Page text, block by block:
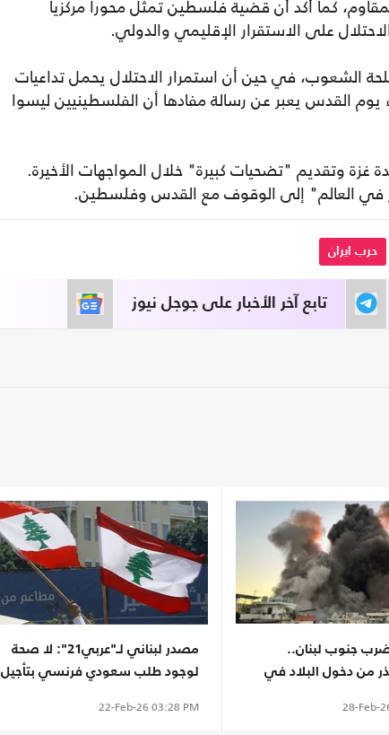
كما أكد أن قضية فلسطين تمثل محورا مركزيا
على الاستقرار الإقليمي والدولي.
الشعوب، في حين أن استمرار الاحتلال يحمل تداعيات
القدس يعبر عن رسالة مفادها أن الفلسطينيين ليسوا
غزة وتقديم "تضحيات كبيرة" خلال المواجهات الأخيرة.
في العالم" إلى الوقوف مع القدس وفلسطين.
حرب ايران
تابع آخر الأخبار على جوجل نيوز
جنوب لبنان..
من دخول البلاد في
28-Feb-
مصدر لبناني لـ"عربي21": لا صحة
لوجود طلب سعودي فرنسي بتأجيل
22-Feb-26 03:28 PM